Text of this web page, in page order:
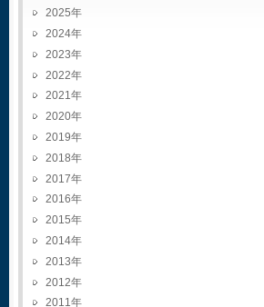
2025
2024
2023
2022
2021
2020
2019
2018
2017
2016
2015
2014
2013
2012
2011